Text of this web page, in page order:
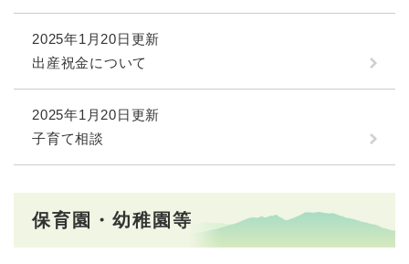
2025年1月20日更新
出産祝金について
2025年1月20日更新
子育て相談
保育園・幼稚園等